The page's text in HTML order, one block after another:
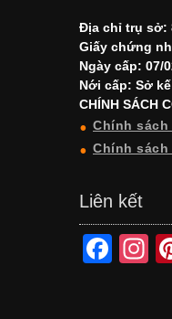
Địa chỉ trụ sở:
Giấy chứng
Ngày cấp: 07/
Nới cấp: Sở
CHÍNH SÁCH
Chính
Chính
Liên kết
F
In